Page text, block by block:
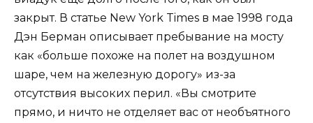
закрыт. В статье New York Times в мае 1998 года
Дэн Берман описывает пребывание на мосту
как «больше похоже на полет на воздушном
шаре, чем на железную дорогу» из-за
отсутствия высоких перил. «Вы смотрите
прямо, и ничто не отделяет вас от необъятного